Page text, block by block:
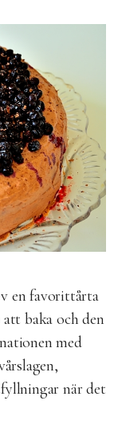
en favorittårta
baka och den
med
när det